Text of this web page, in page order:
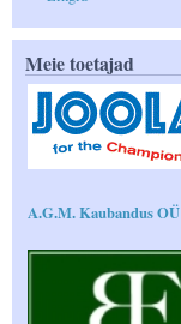
Meie toetajad
A.G.M. Kaubandus OÜ